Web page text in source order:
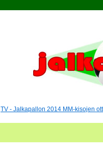
TV - Jalkapallon 2014 MM-kisojen